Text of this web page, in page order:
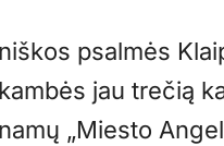
psalmės
jau trečią
„Miesto